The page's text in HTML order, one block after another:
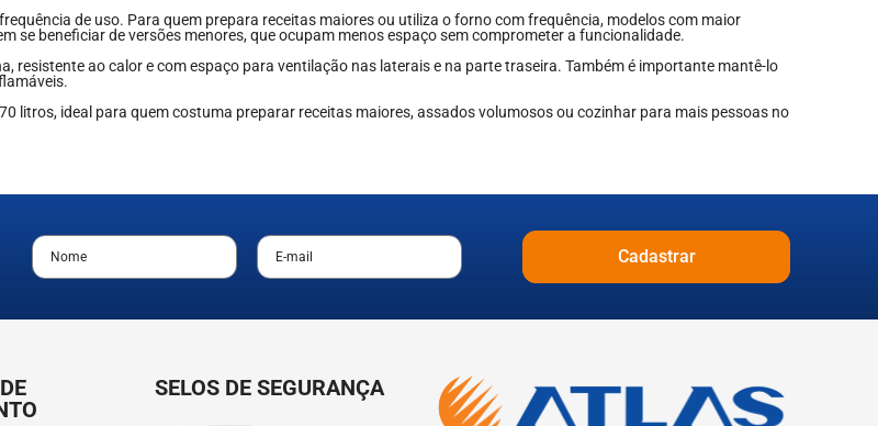
de uso. Para quem prepara receitas maiores ou utiliza o forno com frequência, modelos com maior
beneficiar de versões menores, que ocupam menos espaço sem comprometer a funcionalidade.
resistente ao calor e com espaço para ventilação nas laterais e na parte traseira. Também é importante mantê-lo
litros, ideal para quem costuma preparar receitas maiores, assados volumosos ou cozinhar para mais pessoas no
Cadastrar
SELOS DE SEGURANÇA